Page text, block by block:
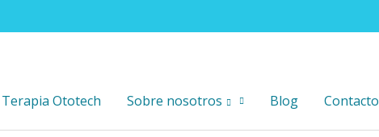
Terapia Ototech Sobre nosotros Blog Contacto